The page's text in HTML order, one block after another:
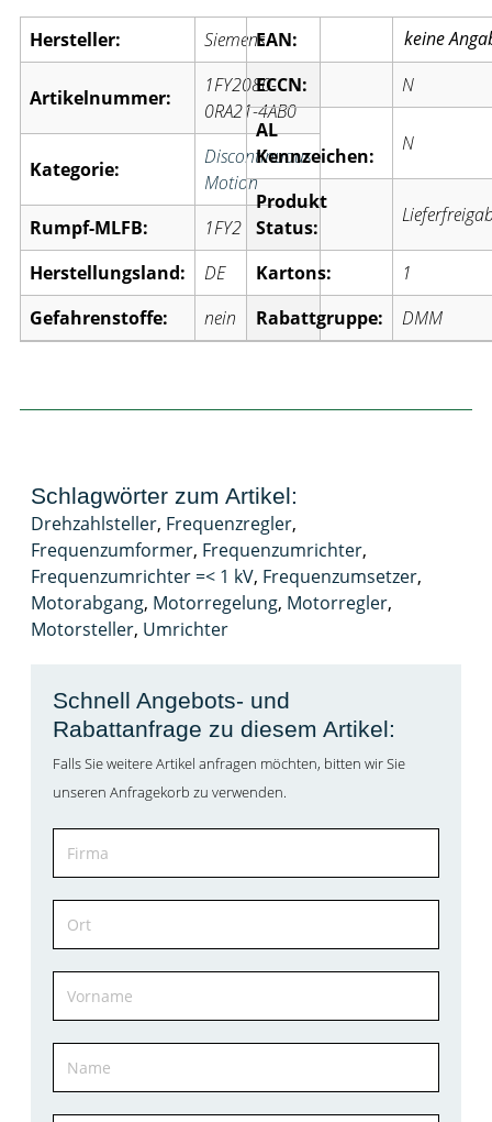
Hersteller: Siemens
Artikelnummer:
1FY2080-
0RA21-4AB0
Kategorie:
Discontinuous
Motion
Rumpf-MLFB:
1FY2
Herstellungsland:
DE
Gefahrenstoffe:
nein
EAN:
ECCN:
N
AL
Kennzeichen:
N
Produkt
Status:
Kartons:
1
Rabattgruppe:
DMM
Schlagwörter zum Artikel:
Drehzahlsteller, Frequenzregler,
Frequenzumformer, Frequenzumrichter,
Frequenzumrichter =< 1 kV, Frequenzumsetzer,
Motorabgang, Motorregelung, Motorregler,
Motorsteller, Umrichter
Schnell Angebots- und
Rabattanfrage zu diesem Artikel:
Falls Sie weitere Artikel anfragen möchten, bitten wir Sie
unseren Anfragekorb zu verwenden.